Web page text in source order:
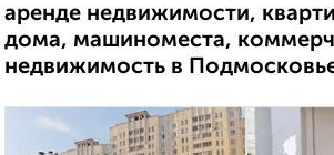
аренде недвижимости,
дома, машиноместа,
недвижимость в